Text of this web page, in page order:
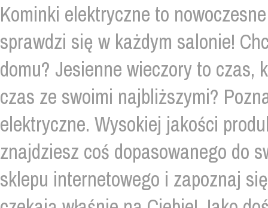
Kominki elektryczne to
sprawdzi się w każdym salonie!
domu? Jesienne wieczory to czas,
czas ze swoimi najbliższymi?
elektryczne. Wysokiej jakości
znajdziesz coś dopasowanego do
sklepu internetowego i zapoznaj